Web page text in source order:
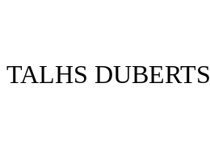
TALHS DUBERTS